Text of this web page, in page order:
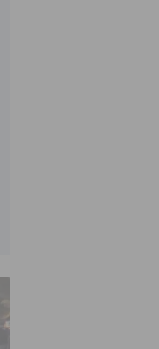
un concierto sinfónico de la